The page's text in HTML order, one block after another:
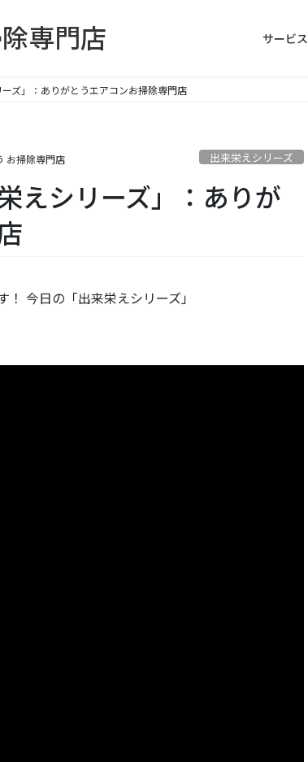
専門店 サービス
ズ」：ありがとうエアコンお掃除専門店
お掃除専門店 出来栄えシリーズ
シリーズ」：ありが
今日の「出来栄えシリーズ」